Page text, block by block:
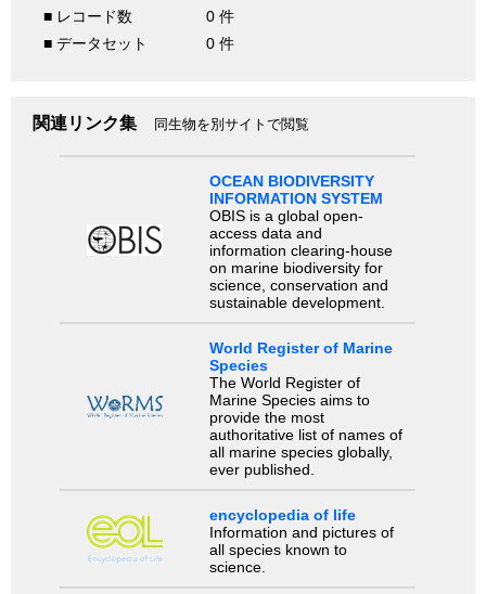
■ レコード数
0 件
■ データセット
0 件
関連リンク集 同生物を別サイトで閲覧
OCEAN BIODIVERSITY
INFORMATION SYSTEM
OBIS is a global open-
access data and
information clearing-house
on marine biodiversity for
science, conservation and
sustainable development.
World Register of Marine
Species
The World Register of
Marine Species aims to
provide the most
authoritative list of names of
all marine species globally,
ever published.
encyclopedia of life
Information and pictures of
all species known to
science.